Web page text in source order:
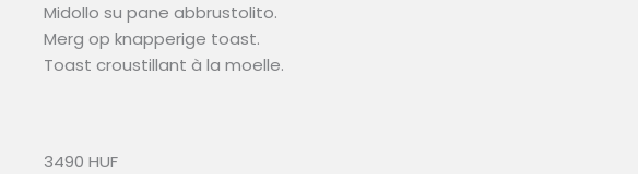
Midollo su pane abbrustolito.
Merg op knapperige toast.
Toast croustillant à la moelle.
3490 HUF